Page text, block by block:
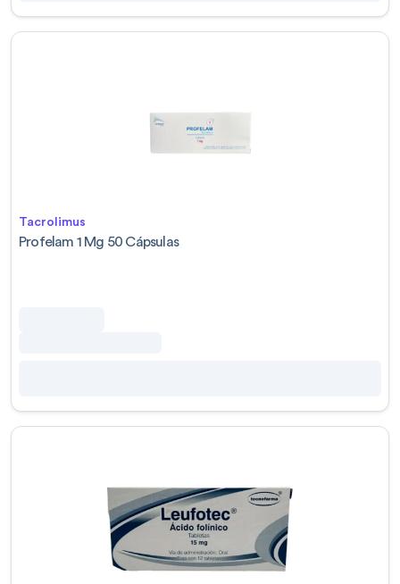
Tacrolimus
Profelam 1 Mg 50 Cápsulas